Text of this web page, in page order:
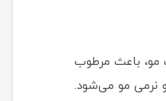
باعث مرطوب
نرمی مو می‌شود.